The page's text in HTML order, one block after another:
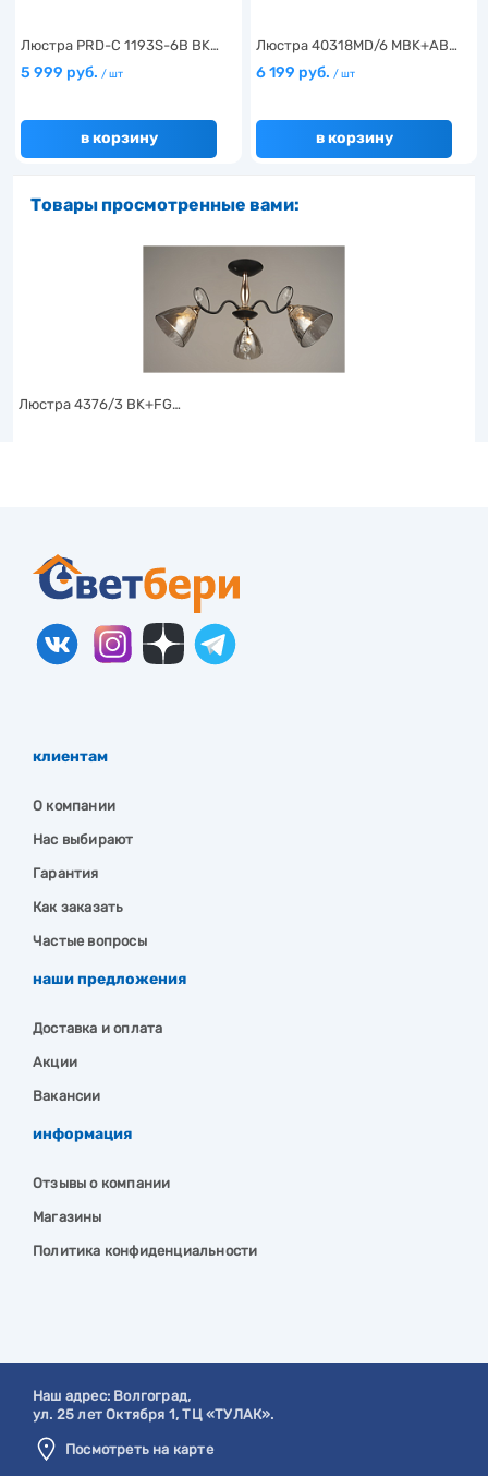
Люстра PRD-C 1193S-6B BK…
5 999 руб. / шт
в корзину
Люстра 40318MD/6 MBK+AB…
6 199 руб. / шт
в корзину
Товары просмотренные вами:
Люстра 4376/3 BK+FG…
клиентам
О компании
Нас выбирают
Гарантия
Как заказать
Частые вопросы
наши предложения
Доставка и оплата
Акции
Вакансии
информация
Отзывы о компании
Магазины
Политика конфиденциальности
Наш адрес: Волгоград,
ул. 25 лет Октября 1, ТЦ «ТУЛАК».
Посмотреть на карте